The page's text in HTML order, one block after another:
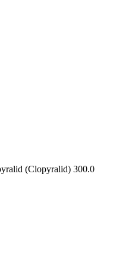
(Clopyralid) 300.0